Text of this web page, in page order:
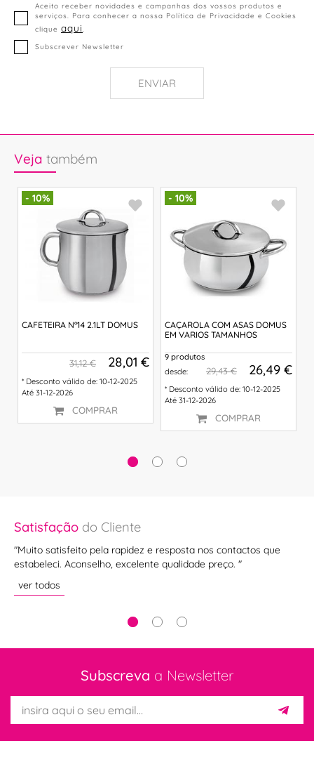
Aceito receber novidades e campanhas dos vossos produtos e
serviços. Para conhecer a nossa Política de Privacidade e Cookies
clique aqui.
Subscrever Newsletter
ENVIAR
Veja também
- 10%
CAFETEIRA Nº14 2.1LT DOMUS
31,12 € 28,01 €
* Desconto válido de: 10-12-2025
Até 31-12-2026
COMPRAR
- 10%
CAÇAROLA COM ASAS DOMUS
EM VARIOS TAMANHOS
9 produtos
desde:
29,43 € 26,49 €
* Desconto válido de: 10-12-2025
Até 31-12-2026
COMPRAR
Satisfação do Cliente
"Muito satisfeito pela rapidez e resposta nos contactos que
estabeleci. Aconselho, excelente qualidade preço. "
ver todos
Subscreva a Newsletter